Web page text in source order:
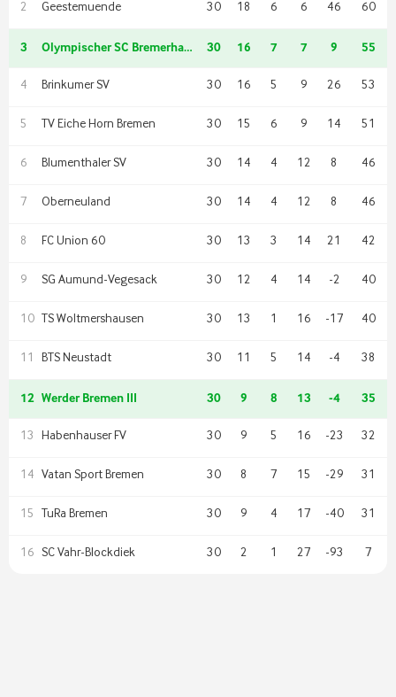
2 Geestemuende 30 18 6 6 46 60
3 Olympischer SC Bremerhaven 30 16 7 7 9 55
4 Brinkumer SV 30 16 5 9 26 53
5 TV Eiche Horn Bremen 30 15 6 9 14 51
6 Blumenthaler SV 30 14 4 12 8 46
7 Oberneuland 30 14 4 12 8 46
8 FC Union 60 30 13 3 14 21 42
9 SG Aumund-Vegesack 30 12 4 14 -2 40
10 TS Woltmershausen 30 13 1 16 -17 40
11 BTS Neustadt 30 11 5 14 -4 38
12 Werder Bremen III 30 9 8 13 -4 35
13 Habenhauser FV 30 9 5 16 -23 32
14 Vatan Sport Bremen 30 8 7 15 -29 31
15 TuRa Bremen 30 9 4 17 -40 31
16 SC Vahr-Blockdiek 30 2 1 27 -93 7